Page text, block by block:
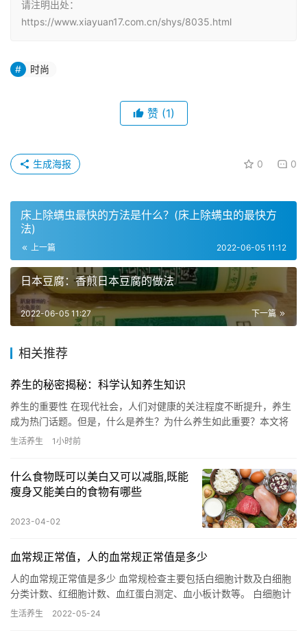
请注明出处：
https://www.xiayuan17.com.cn/shys/8035.html
时尚
赞 (1)
0 0
生成海报
床上除螨虫最快的方法是什么？(床上除螨虫的最快方
法)
上一篇 2022-06-05 11:12
日本豆腐：香煎日本豆腐的做法
下一篇
2022-06-05 11:27
相关推荐
养生的秘密揭秘：科学认知养生知识
养生的重要性 在现代社会，人们对健康的关注程度不断提升，养生
成为热门话题。但是，什么是养生？为什么养生如此重要？本文将
为您揭秘养生的科学认知，深入探讨养生知识。 养生的定义 养生
生活养生 1小时前
什么食物既可以美白又可以减脂,既能
瘦身又能美白的食物有哪些
2023-04-02
血常规正常值，人的血常规正常值是多少
人的血常规正常值是多少 血常规检查主要包括白细胞计数及白细胞
分类计数、红细胞计数、血红蛋白测定、血小板计数等。 白细胞计
数参考区间为成人（4～10）×10⁹/L；新生儿（15～20…
生活养生 2022-05-24